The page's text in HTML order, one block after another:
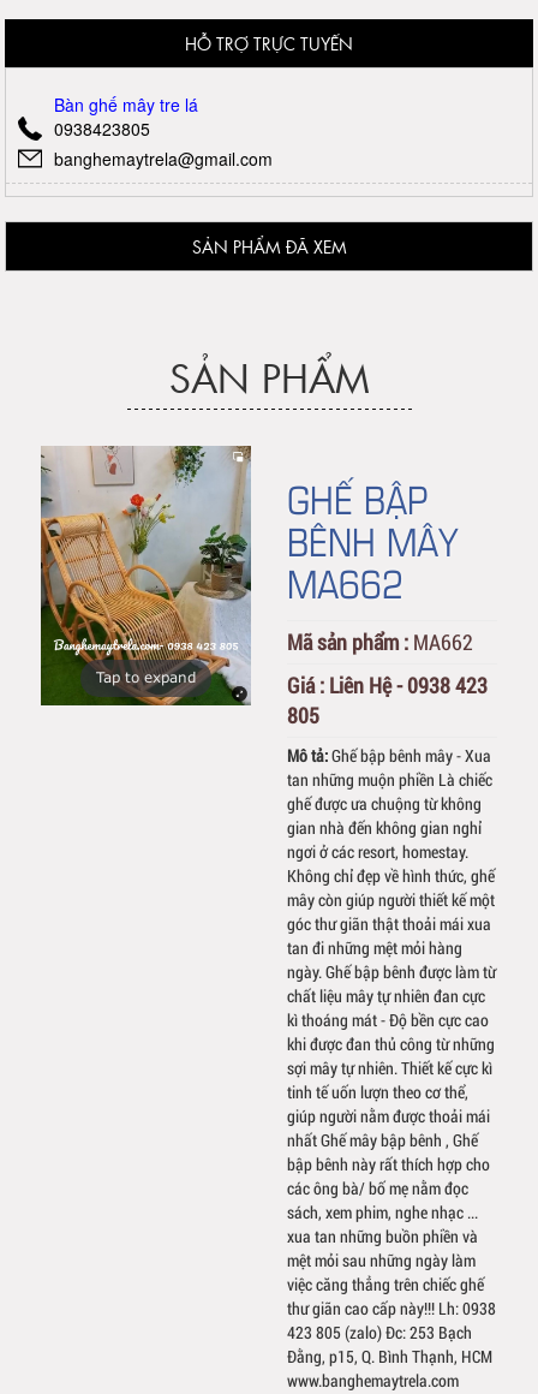
HỖ TRỢ TRỰC TUYẾN
Bàn ghế mây tre lá
0938423805
banghemaytrela@gmail.com
SẢN PHẨM ĐÃ XEM
SẢN PHẨM
Tap to expand
GHẾ BẬP
BÊNH MÂY
MA662
Mã sản phẩm : MA662
Giá : Liên Hệ - 0938 423
805
Mô tả:Ghế bập bênh mây - Xua
tan những muộn phiền Là chiếc
ghế được ưa chuộng từ không
gian nhà đến không gian nghỉ
ngơi ở các resort, homestay.
Không chỉ đẹp về hình thức, ghế
mây còn giúp người thiết kế một
góc thư giãn thật thoải mái xua
tan đi những mệt mỏi hàng
ngày. Ghế bập bênh được làm từ
chất liệu mây tự nhiên đan cực
kì thoáng mát - Độ bền cực cao
khi được đan thủ công từ những
sợi mây tự nhiên. Thiết kế cực kì
tinh tế uốn lượn theo cơ thể,
giúp người nằm được thoải mái
nhất Ghế mây bập bênh , Ghế
bập bênh này rất thích hợp cho
các ông bà/ bố mẹ nằm đọc
sách, xem phim, nghe nhạc ...
xua tan những buồn phiền và
mệt mỏi sau những ngày làm
việc căng thẳng trên chiếc ghế
thư giãn cao cấp này!!! Lh: 0938
423 805 (zalo) Đc: 253 Bạch
Đằng, p15, Q. Bình Thạnh, HCM
www.banghemaytrela.com